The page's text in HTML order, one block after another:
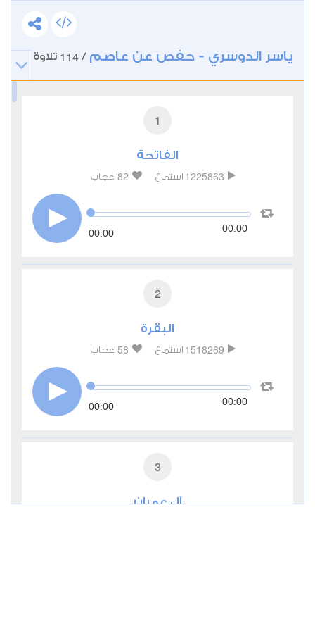
ياسر الدوسري - حفص عن عاصم /
114 تلاوة
1
الفاتحة
1225863 استماع 82 اعجاب
00:00 00:00
2
البقرة
1518269 استماع 58 اعجاب
00:00 00:00
3
آل عمران